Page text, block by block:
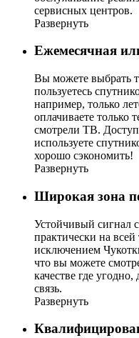
сервисных центров.
Развернуть
Ежемесячная
Вы можете выбрать
пользуетесь
например, только
оплачиваете только
смотрели ТВ.
используете
хорошо сэкономить!
Развернуть
Широкая зона
Устойчивый сигнал
практически на
исключением
что вы можете
качестве где
связь.
Развернуть